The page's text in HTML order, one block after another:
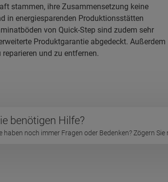
stammen, ihre Zusammensetzung keine
in energiesparenden Produktionsstätten
von Quick-Step sind zudem sehr
Produktgarantie abgedeckt. Außerdem
und zu entfernen.
benötigen Hilfe?
haben noch immer Fragen oder Bedenken? Zögern